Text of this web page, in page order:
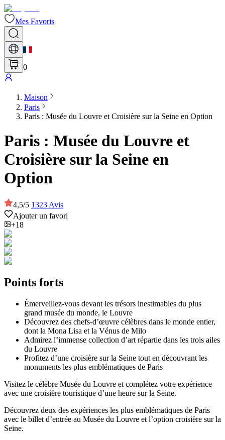
Mes Favoris
0
Maison
Paris
Paris : Musée du Louvre et Croisière sur la Seine en Option
Paris : Musée du Louvre et
Croisière sur la Seine en
Option
4,5/5 1323 Avis
Ajouter un favori
+18
Points forts
Émerveillez-vous devant les trésors inestimables du plus
grand musée du monde, le Louvre
Découvrez des chefs-d’œuvre célèbres dans le monde entier,
dont la Mona Lisa et la Vénus de Milo
Admirez l’immense collection d’art répartie dans les trois ailes
du Louvre
Profitez d’une croisière sur la Seine tout en découvrant les
monuments les plus emblématiques de Paris
Visitez le célèbre Musée du Louvre et complétez votre expérience
avec une croisière touristique d’une heure sur la Seine.
Découvrez deux des expériences les plus emblématiques de Paris
avec le billet d’entrée au Musée du Louvre et l’option croisière sur la
Seine.